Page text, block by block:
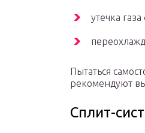
утечка
Пытаться
рекомендуют
Сплит-